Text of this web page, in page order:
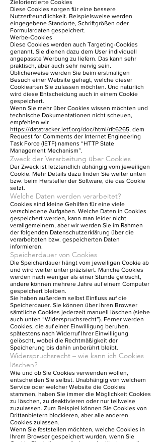
Zielorientierte Cookies
Diese Cookies sorgen für eine bessere
Nutzerfreundlichkeit. Beispielsweise werden
eingegebene Standorte, Schriftgrößen oder
Formulardaten gespeichert.
Werbe-Cookies
Diese Cookies werden auch Targeting-Cookies
genannt. Sie dienen dazu dem User individuell
angepasste Werbung zu liefern. Das kann sehr
praktisch, aber auch sehr nervig sein.
Üblicherweise werden Sie beim erstmaligen
Besuch einer Website gefragt, welche dieser
Cookiearten Sie zulassen möchten. Und natürlich
wird diese Entscheidung auch in einem Cookie
gespeichert.
Wenn Sie mehr über Cookies wissen möchten und
technische Dokumentationen nicht scheuen,
empfehlen wir
https://datatracker.ietf.org/doc/html/rfc6265, dem
Request for Comments der Internet Engineering
Task Force (IETF) namens “HTTP State
Management Mechanism”.
Zweck der Verarbeitung über Cookies
Der Zweck ist letztendlich abhängig vom jeweiligen
Cookie. Mehr Details dazu finden Sie weiter unten
bzw. beim Hersteller der Software, die das Cookie
setzt.
Welche Daten werden verarbeitet?
Cookies sind kleine Gehilfen für eine viele
verschiedene Aufgaben. Welche Daten in Cookies
gespeichert werden, kann man leider nicht
verallgemeinern, aber wir werden Sie im Rahmen
der folgenden Datenschutzerklärung über die
verarbeiteten bzw. gespeicherten Daten
informieren.
Speicherdauer von Cookies
Die Speicherdauer hängt vom jeweiligen Cookie ab
und wird weiter unter präzisiert. Manche Cookies
werden nach weniger als einer Stunde gelöscht,
andere können mehrere Jahre auf einem Computer
gespeichert bleiben.
Sie haben außerdem selbst Einfluss auf die
Speicherdauer. Sie können über ihren Browser
sämtliche Cookies jederzeit manuell löschen (siehe
auch unten “Widerspruchsrecht”). Ferner werden
Cookies, die auf einer Einwilligung beruhen,
spätestens nach Widerruf Ihrer Einwilligung
gelöscht, wobei die Rechtmäßigkeit der
Speicherung bis dahin unberührt bleibt.
Widerspruchsrecht – wie kann ich Cookies
löschen?
Wie und ob Sie Cookies verwenden wollen,
entscheiden Sie selbst. Unabhängig von welchem
Service oder welcher Website die Cookies
stammen, haben Sie immer die Möglichkeit Cookies
zu löschen, zu deaktivieren oder nur teilweise
zuzulassen. Zum Beispiel können Sie Cookies von
Drittanbietern blockieren, aber alle anderen
Cookies zulassen.
Wenn Sie feststellen möchten, welche Cookies in
Ihrem Browser gespeichert wurden, wenn Sie